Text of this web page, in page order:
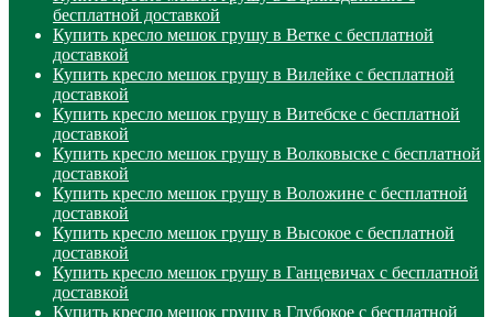
бесплатной доставкой
Купить кресло мешок грушу в Ветке с бесплатной
доставкой
Купить кресло мешок грушу в Вилейке с бесплатной
доставкой
Купить кресло мешок грушу в Витебске с бесплатной
доставкой
Купить кресло мешок грушу в Волковыске с бесплатной
доставкой
Купить кресло мешок грушу в Воложине с бесплатной
доставкой
Купить кресло мешок грушу в Высокое с бесплатной
доставкой
Купить кресло мешок грушу в Ганцевичах с бесплатной
доставкой
Купить кресло мешок грушу в Глубокое с бесплатной